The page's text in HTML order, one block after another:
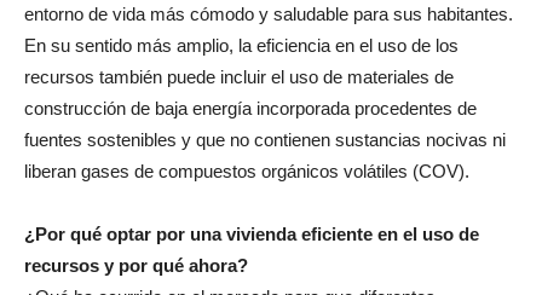
entorno de vida más cómodo y saludable para sus habitantes.
En su sentido más amplio, la eficiencia en el uso de los
recursos también puede incluir el uso de materiales de
construcción de baja energía incorporada procedentes de
fuentes sostenibles y que no contienen sustancias nocivas ni
liberan gases de compuestos orgánicos volátiles (COV).
¿Por qué optar por una vivienda eficiente en el uso de
recursos y por qué ahora?